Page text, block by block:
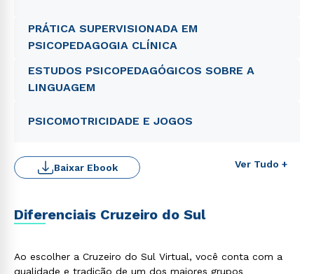
PRÁTICA SUPERVISIONADA EM
PSICOPEDAGOGIA CLÍNICA
ESTUDOS PSICOPEDAGÓGICOS SOBRE A
LINGUAGEM
PSICOMOTRICIDADE E JOGOS
Ver Tudo +
Baixar Ebook
Diferenciais Cruzeiro do Sul
Ao escolher a Cruzeiro do Sul Virtual, você conta com a
qualidade e tradição de um dos maiores grupos
autorizo que meus dados sejam utilizados para o